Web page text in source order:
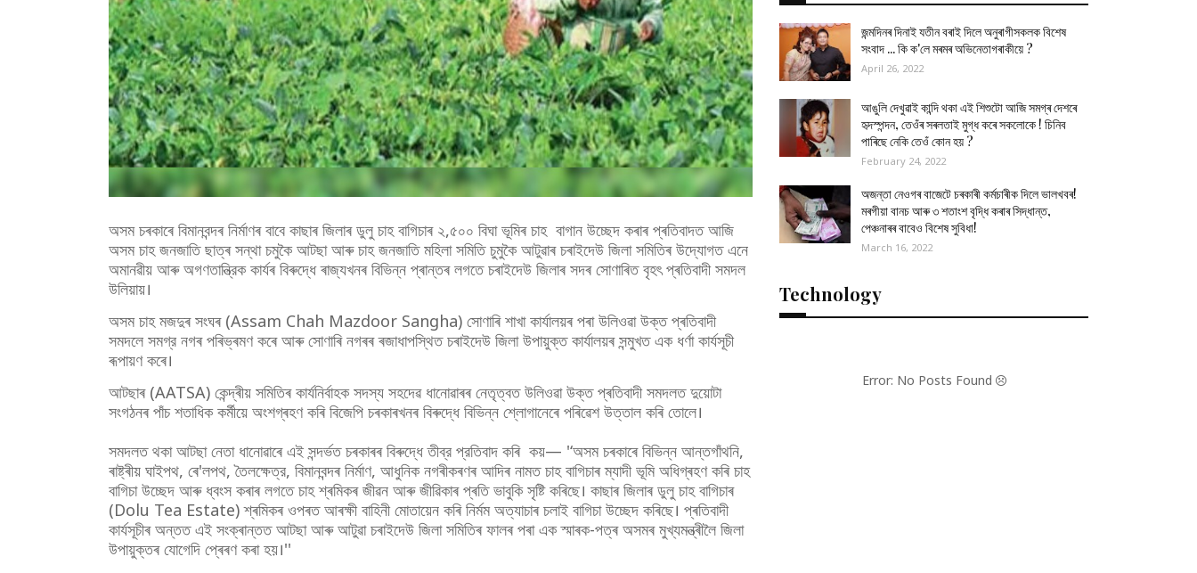
অসম চৰকাৰে বিমানবন্দৰ নিৰ্মাণৰ বাবে কাছাৰ জিলাৰ ডুলু চাহ বাগিচাৰ ২,৫০০ বিঘা ভূমিৰ চাহ বাগান উচ্ছেদ কৰাৰ প্ৰতিবাদত আজি
অসম চাহ জনজাতি ছাত্ৰ সন্থা চমুকৈ আটছা আৰু চাহ জনজাতি মহিলা সমিতি চুমুকৈ আটুৱাৰ চৰাইদেউ জিলা সমিতিৰ উদ্যোগত এনে
অমানৱীয় আৰু অগণতান্ত্রিক কাৰ্যৰ বিৰুদ্ধে ৰাজ্যখনৰ বিভিন্ন প্ৰান্তৰ লগতে চৰাইদেউ জিলাৰ সদৰ সোণাৰিত বৃহৎ প্ৰতিবাদী সমদল
উলিয়ায়।
অসম চাহ মজদুৰ সংঘৰ (Assam Chah Mazdoor Sangha) সোণাৰি শাখা কাৰ্যালয়ৰ পৰা উলিওৱা উক্ত প্ৰতিবাদী
সমদলে সমগ্র নগৰ পৰিভ্ৰমণ কৰে আৰু সোণাৰি নগৰৰ ৰজাধাপস্থিত চৰাইদেউ জিলা উপায়ুক্ত কাৰ্যালয়ৰ সন্মুখত এক ধৰ্ণা কাৰ্যসূচী
ৰূপায়ণ কৰে।
আটছাৰ (AATSA) কেন্দ্ৰীয় সমিতিৰ কাৰ্যনিৰ্বাহক সদস্য সহদেৱ ধানোৱাৰৰ নেতৃত্বত উলিওৱা উক্ত প্ৰতিবাদী সমদলত দুয়োটা
সংগঠনৰ পাঁচ শতাধিক কৰ্মীয়ে অংশগ্ৰহণ কৰি বিজেপি চৰকাৰখনৰ বিৰুদ্ধে বিভিন্ন শ্লোগানেৰে পৰিৱেশ উত্তাল কৰি তোলে।
সমদলত থকা আটছা নেতা ধানোৱাৰে এই সন্দৰ্ভত চৰকাৰৰ বিৰুদ্ধে তীব্র প্রতিবাদ কৰি কয়— '‘অসম চৰকাৰে বিভিন্ন আন্তগাঁথনি,
ৰাষ্ট্ৰীয় ঘাইপথ, ৰে'লপথ, তৈলক্ষেত্র, বিমানবন্দৰ নিৰ্মাণ, আধুনিক নগৰীকৰণৰ আদিৰ নামত চাহ বাগিচাৰ ম্যাদী ভূমি অধিগ্ৰহণ কৰি চাহ
বাগিচা উচ্ছেদ আৰু ধ্বংস কৰাৰ লগতে চাহ শ্ৰমিকৰ জীৱন আৰু জীৱিকাৰ প্ৰতি ভাবুকি সৃষ্টি কৰিছে। কাছাৰ জিলাৰ ডুলু চাহ বাগিচাৰ
(Dolu Tea Estate) শ্ৰমিকৰ ওপৰত আৰক্ষী বাহিনী মোতায়েন কৰি নির্মম অত্যাচাৰ চলাই বাগিচা উচ্ছেদ কৰিছে। প্ৰতিবাদী
কাৰ্যসূচীৰ অন্তত এই সংক্ৰান্তত আটছা আৰু আটুৱা চৰাইদেউ জিলা সমিতিৰ ফালৰ পৰা এক স্মাৰক-পত্ৰ অসমৰ মুখ্যমন্ত্ৰীলৈ জিলা
উপায়ুক্তৰ যোগেদি প্ৰেৰণ কৰা হয়।''
জন্মদিনৰ দিনাই যতীন বৰাই দিলে অনুৰাগীসকলক বিশেষ
সংবাদ ... কি ক'লে মৰমৰ অভিনেতাগৰাকীয়ে ?
April 26, 2022
আঙুলি দেখুৱাই কান্দি থকা এই শিশুটো আজি সমগ্ৰ দেশৰে
হৃদস্পন্দন, তেওঁৰ সৰলতাই মুগ্ধ কৰে সকলোকে ! চিনিব
পাৰিছে নেকি তেওঁ কোন হয় ?
February 24, 2022
অজন্তা নেওগৰ বাজেটে চৰকাৰী কৰ্মচাৰীক দিলে ভালখবৰ!
মৰগীয়া বানচ আৰু ৩ শতাংশ বৃদ্ধি কৰাৰ সিদ্ধান্ত,
পেঞ্চনাৰৰ বাবেও বিশেষ সুবিধা!
March 16, 2022
Technology
Error: No Posts Found